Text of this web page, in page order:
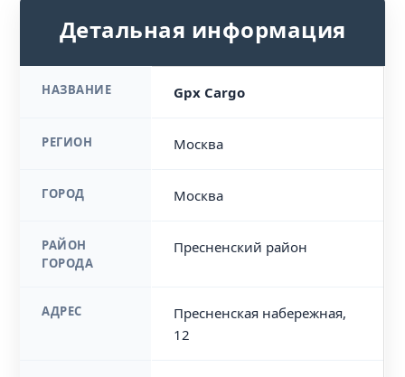
Детальная информация
НАЗВАНИЕ Gpx Cargo
РЕГИОН Москва
ГОРОД Москва
РАЙОН
ГОРОДА
Пресненский район
АДРЕС
Пресненская набережная,
12